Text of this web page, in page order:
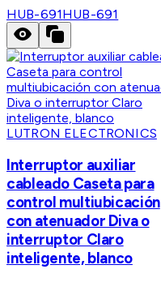
HUB-691HUB-691
LUTRON ELECTRONICS
Interruptor auxiliar
cableado Caseta para
control multiubicación
con atenuador Diva o
interruptor Claro
inteligente, blanco